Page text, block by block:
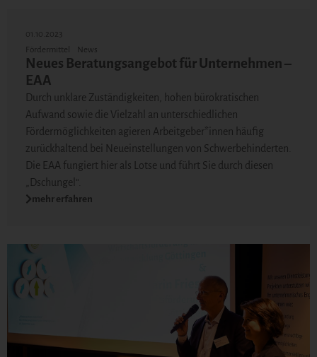
01.10.2023
Fördermittel
News
Neues Beratungsangebot für Unternehmen –
EAA
Durch unklare Zuständigkeiten, hohen bürokratischen
Aufwand sowie die Vielzahl an unterschiedlichen
Fördermöglichkeiten agieren Arbeitgeber*innen häufig
zurückhaltend bei Neueinstellungen von Schwerbehinderten.
Die EAA fungiert hier als Lotse und führt Sie durch diesen
„Dschungel“.
mehr erfahren